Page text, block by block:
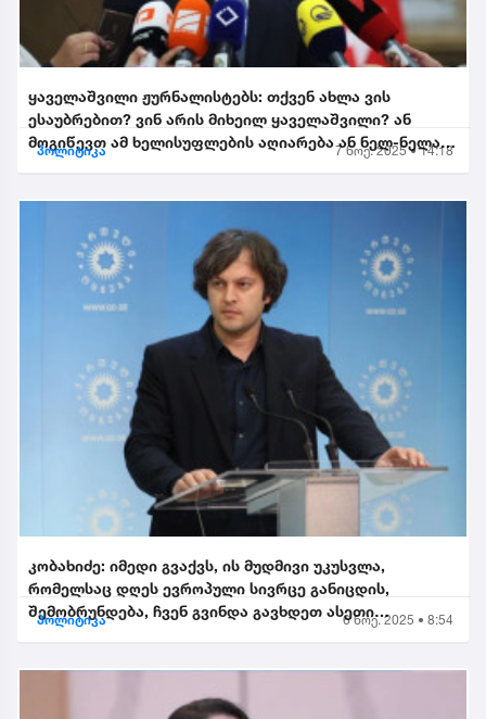
ყაველაშვილი ჟურნალისტებს: თქვენ ახლა ვის
ესაუბრებით? ვინ არის მიხეილ ყაველაშვილი? ან
მოგიწევთ ამ ხელისუფლების აღიარება ან ნელ-ნელა
პოლიტიკა 7 ნოე. 2025 • 14:18
კობახიძე: იმედი გვაქვს, ის მუდმივი უკუსვლა,
რომელსაც დღეს ევროპული სივრცე განიცდის,
შემობრუნდება, ჩვენ გვინდა გავხდეთ ასეთი
პოლიტიკა 6 ნოე. 2025 • 8:54